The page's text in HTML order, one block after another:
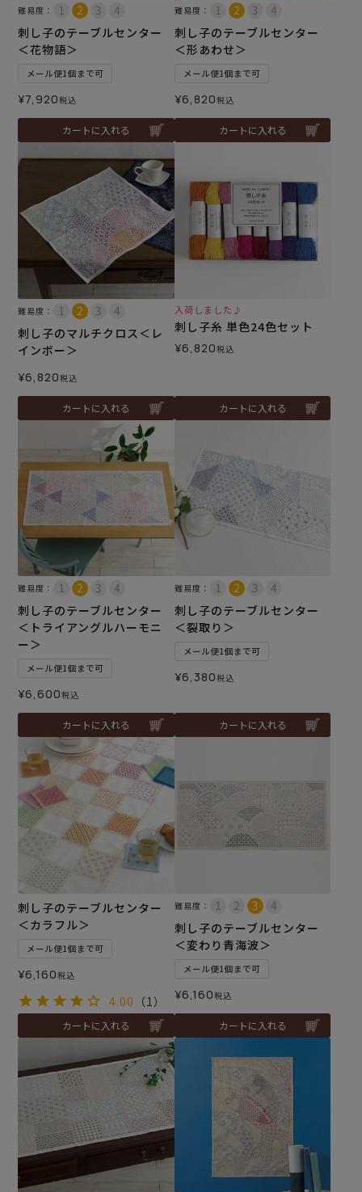
難易度：
刺し子のテーブルセンター
＜花物語＞
メール便1個まで可
¥7,920税込
カートに入れる
難易度：
刺し子のテーブルセンター
＜形あわせ＞
メール便1個まで可
¥6,820税込
カートに入れる
難易度：
刺し子のマルチクロス＜レ
インボー＞
¥6,820税込
カートに入れる
入荷しました♪
刺し子糸 単色24色セット
¥6,820税込
カートに入れる
難易度：
刺し子のテーブルセンター
＜トライアングルハーモニ
ー＞
メール便1個まで可
¥6,600税込
カートに入れる
難易度：
刺し子のテーブルセンター
＜裂取り＞
メール便1個まで可
¥6,380税込
カートに入れる
刺し子のテーブルセンター
＜カラフル＞
メール便1個まで可
¥6,160税込
4.00 （1）
カートに入れる
難易度：
刺し子のテーブルセンター
＜変わり青海波＞
メール便1個まで可
¥6,160税込
カートに入れる